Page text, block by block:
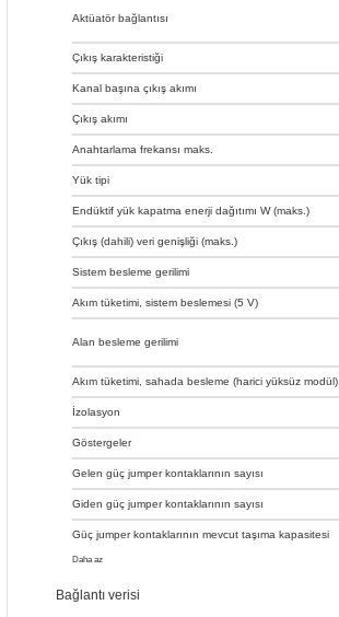
Aktüatör bağlantısı
Çıkış karakteristiği
Kanal başına çıkış akımı
Çıkış akımı
Anahtarlama frekansı maks.
Yük tipi
Endüktif yük kapatma enerji dağıtımı W (maks.)
Çıkış (dahili) veri genişliği (maks.)
Sistem besleme gerilimi
Akım tüketimi, sistem beslemesi (5 V)
Alan besleme gerilimi
Akım tüketimi, sahada besleme (harici yüksüz modül)
İzolasyon
Göstergeler
Gelen güç jumper kontaklarının sayısı
Giden güç jumper kontaklarının sayısı
Güç jumper kontaklarının mevcut taşıma kapasitesi
Daha az
Bağlantı verisi